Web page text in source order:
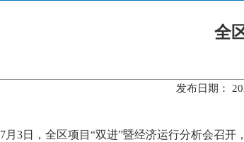
全
发布日期：
7月3日，全区项目“双进”暨经济运行分析会召